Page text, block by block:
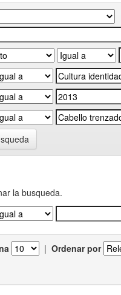
la busqueda.
| Ordenar por